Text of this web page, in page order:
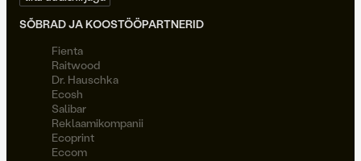
SÕBRAD JA KOOSTÖÖPARTNERID
Fienta
Raitwood
Dr. Hauschka
Ecosh
Salibar
Reklaamikompanii
Ecoprint
Eccom